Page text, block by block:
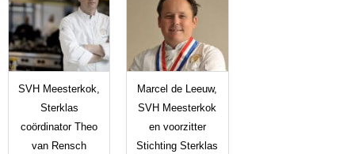
SVH Meesterkok,
Sterklas
coördinator Theo
van Rensch
Marcel de Leeuw,
SVH Meesterkok
en voorzitter
Stichting Sterklas